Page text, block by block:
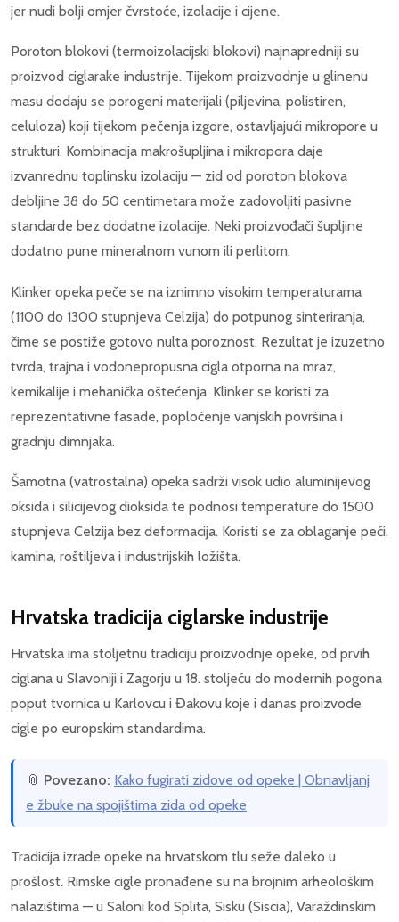
jer nudi bolji omjer čvrstoće, izolacije i cijene.
Poroton blokovi (termoizolacijski blokovi) najnapredniji su
proizvod ciglarake industrije. Tijekom proizvodnje u glinenu
masu dodaju se porogeni materijali (piljevina, polistiren,
celuloza) koji tijekom pečenja izgore, ostavljajući mikropore u
strukturi. Kombinacija makrošupljina i mikropora daje
izvanrednu toplinsku izolaciju — zid od poroton blokova
debljine 38 do 50 centimetara može zadovoljiti pasivne
standarde bez dodatne izolacije. Neki proizvođači šupljine
dodatno pune mineralnom vunom ili perlitom.
Klinker opeka peče se na iznimno visokim temperaturama
(1100 do 1300 stupnjeva Celzija) do potpunog sinteriranja,
čime se postiže gotovo nulta poroznost. Rezultat je izuzetno
tvrda, trajna i vodonepropusna cigla otporna na mraz,
kemikalije i mehanička oštećenja. Klinker se koristi za
reprezentativne fasade, popločenje vanjskih površina i
gradnju dimnjaka.
Šamotna (vatrostalna) opeka sadrži visok udio aluminijevog
oksida i silicijevog dioksida te podnosi temperature do 1500
stupnjeva Celzija bez deformacija. Koristi se za oblaganje peći,
kamina, roštiljeva i industrijskih ložišta.
Hrvatska tradicija ciglarske industrije
Hrvatska ima stoljetnu tradiciju proizvodnje opeke, od prvih
ciglana u Slavoniji i Zagorju u 18. stoljeću do modernih pogona
poput tvornica u Karlovcu i Đakovu koje i danas proizvode
cigle po europskim standardima.
📎 Povezano: Kako fugirati zidove od opeke | Obnavljanj
e žbuke na spojištima zida od opeke
Tradicija izrade opeke na hrvatskom tlu seže daleko u
prošlost. Rimske cigle pronađene su na brojnim arheološkim
nalazištima — u Saloni kod Splita, Sisku (Siscia), Varaždinskim